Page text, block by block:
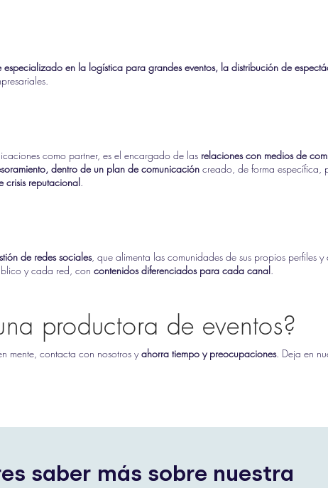
especializado en la logística para grandes eventos, la distribución de
como partner, es el encargado de las relaciones con medios de
dentro de un plan de comunicación creado, de forma específica,
crisis reputacional.
de redes sociales, que alimenta las comunidades de sus propios perfiles
y cada red, con contenidos diferenciados para cada canal.
productora de eventos?
mente, contacta con nosotros yahorra tiempo y preocupaciones. Deja en
saber más sobre nuestra